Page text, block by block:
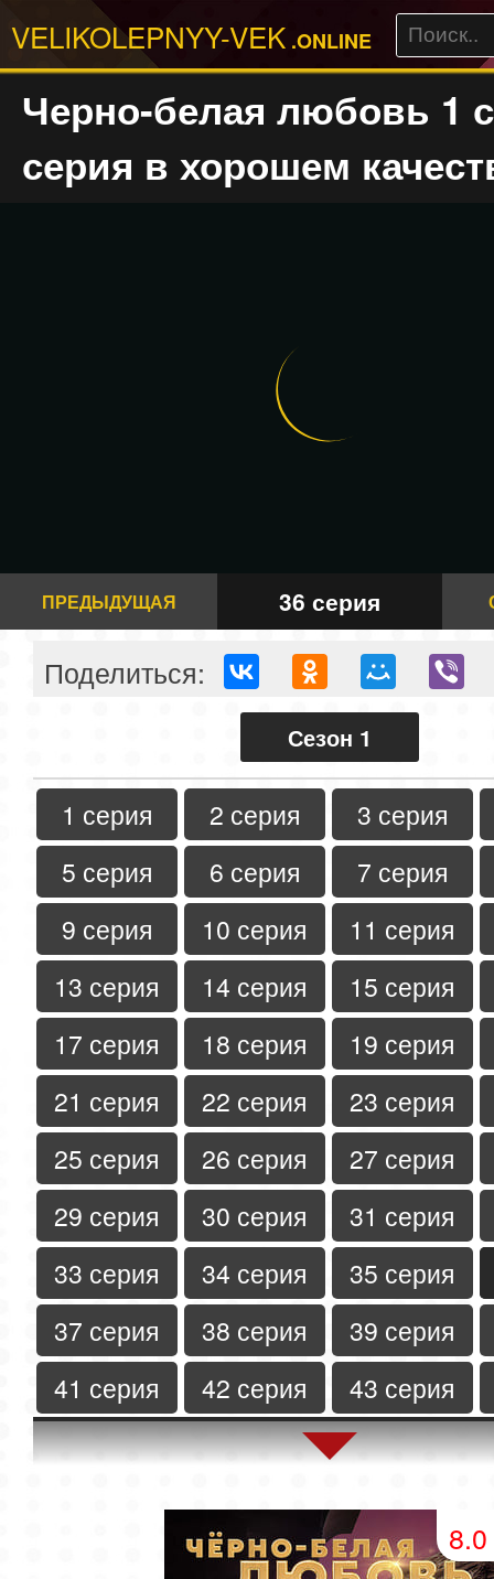
VELIKOLEPNYY-VEK .ONLINE
Черно-белая любовь 1
серия в хорошем
ПРЕДЫДУЩАЯ 36 серия
Поделиться:
Сезон 1
1 серия 2 серия
3 серия
5 серия
6 серия
7 серия
9 серия
10 серия
11 серия
13 серия
14 серия
15 серия
17 серия
18 серия
19 серия
21 серия
22 серия
23 серия
25 серия
26 серия
27 серия
29 серия
30 серия
31 серия
33 серия
34 серия
35 серия
37 серия
38 серия
39 серия
41 серия
42 серия
43 серия
45 серия
46 серия
47 серия
50 серия
51 серия
54 серия
55 серия
8.0